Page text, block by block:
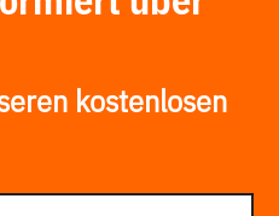
kostenlosen